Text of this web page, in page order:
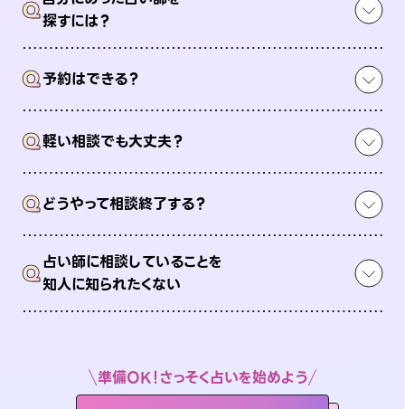
Q探すには？
Q予約はできる？
Q軽い相談でも大丈夫？
Qどうやって相談終了する？
Q占い師に相談していることを
知人に知られたくない
準備OK！さっそく占いを始めよう